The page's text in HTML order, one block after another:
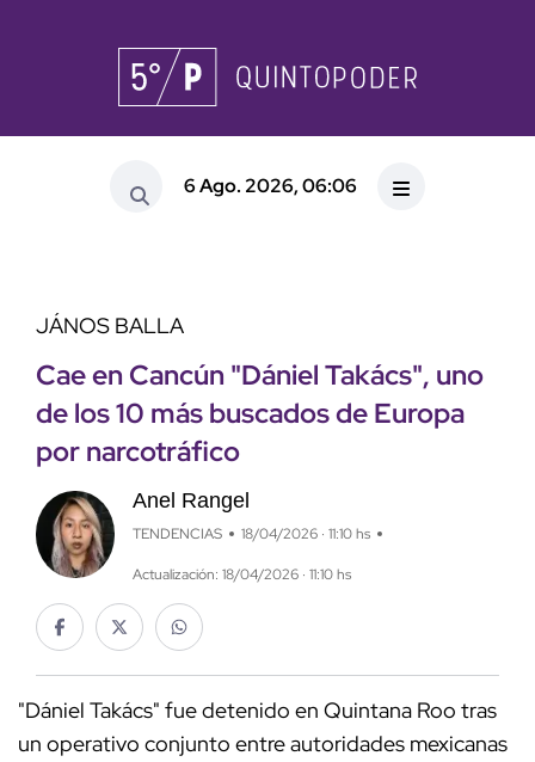
6 Ago. 2026, 06:06
JÁNOS BALLA
Cae en Cancún "Dániel Takács", uno
de los 10 más buscados de Europa
por narcotráfico
Anel Rangel
TENDENCIAS 18/04/2026 · 11:10 hs
Actualización: 18/04/2026 · 11:10 hs
"Dániel Takács" fue detenido en Quintana Roo tras
un operativo conjunto entre autoridades mexicanas